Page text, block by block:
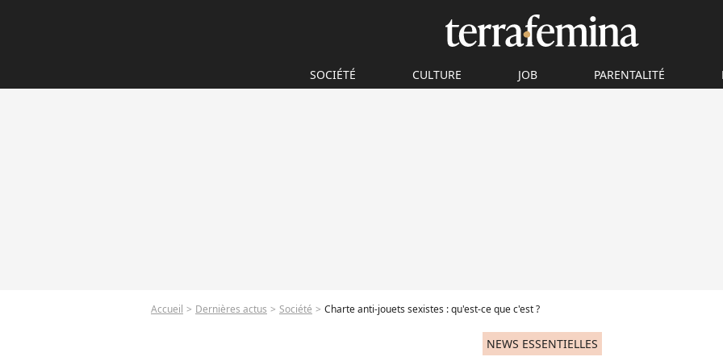
SOCIÉTÉ CULTURE JOB PARENTALITÉ
Accueil Dernières actus Société Charte anti-jouets sexistes : qu'est-ce que c'est ?
NEWS ESSENTIELLES